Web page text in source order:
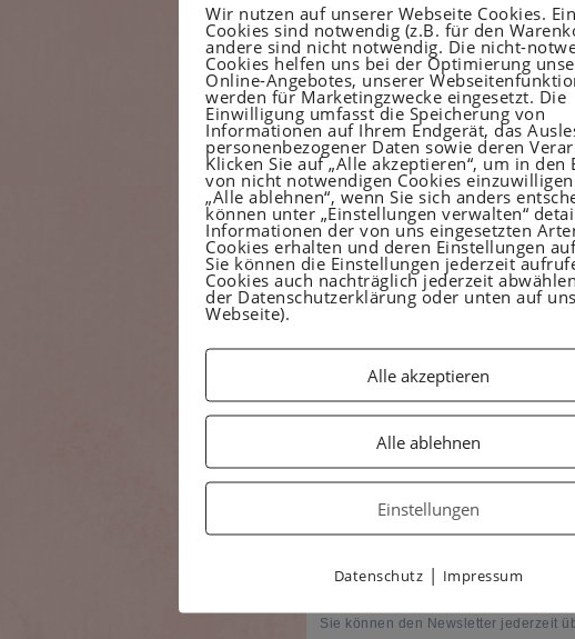
Bitte schaue in dein Postfach
Adresse, um dein kostenloses
Deine E-Mail-Adresse wird
unseren Newsletter und
www.mamatasty.de zu
den in jeder E-Mail
Deine Daten werden gemäß
Ich möchte Ihren Newsletter
Datenschutzerklärung.
Sie können den Newsletter jederzeit
Wir nutzen auf unserer Webseite Cookies.
Cookies sind notwendig (z.B. für den
andere sind nicht notwendig. Die nicht-
Cookies helfen uns bei der Optimierung
Online-Angebotes, unserer
werden für Marketingzwecke eingesetzt. Die
Einwilligung umfasst die Speicherung von
Informationen auf Ihrem Endgerät, das
personenbezogener Daten sowie deren
Klicken Sie auf „Alle akzeptieren“, um in den
von nicht notwendigen Cookies
„Alle ablehnen“, wenn Sie sich anders
können unter „Einstellungen verwalten“
Informationen der von uns eingesetzten
Cookies erhalten und deren Einstellungen
Sie können die Einstellungen jederzeit
Cookies auch nachträglich jederzeit
der Datenschutzerklärung oder unten auf
Webseite).
Alle akzeptieren
Alle ablehnen
Einstellungen
Datenschutz | Impressum